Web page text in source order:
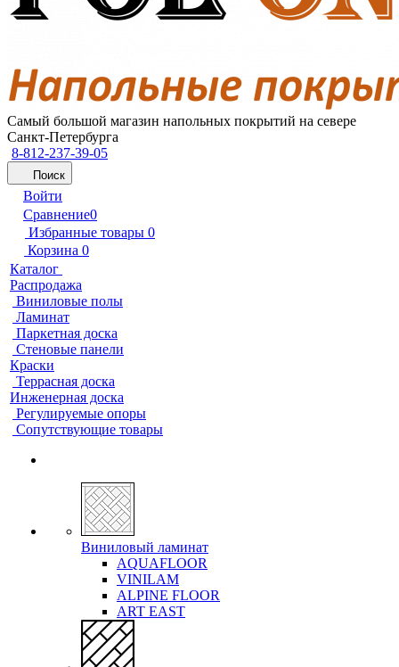
Самый большой магазин напольных покрытий на севере
Санкт-Петербурга
8-812-237-39-05
Поиск
Войти
Сравнение0
Избранные товары 0
Корзина 0
Каталог
Распродажа
Виниловые полы
Ламинат
Паркетная доска
Стеновые панели
Краски
Террасная доска
Инженерная доска
Регулируемые опоры
Сопутствующие товары
Виниловый ламинат
AQUAFLOOR
VINILAM
ALPINE FLOOR
ART EAST